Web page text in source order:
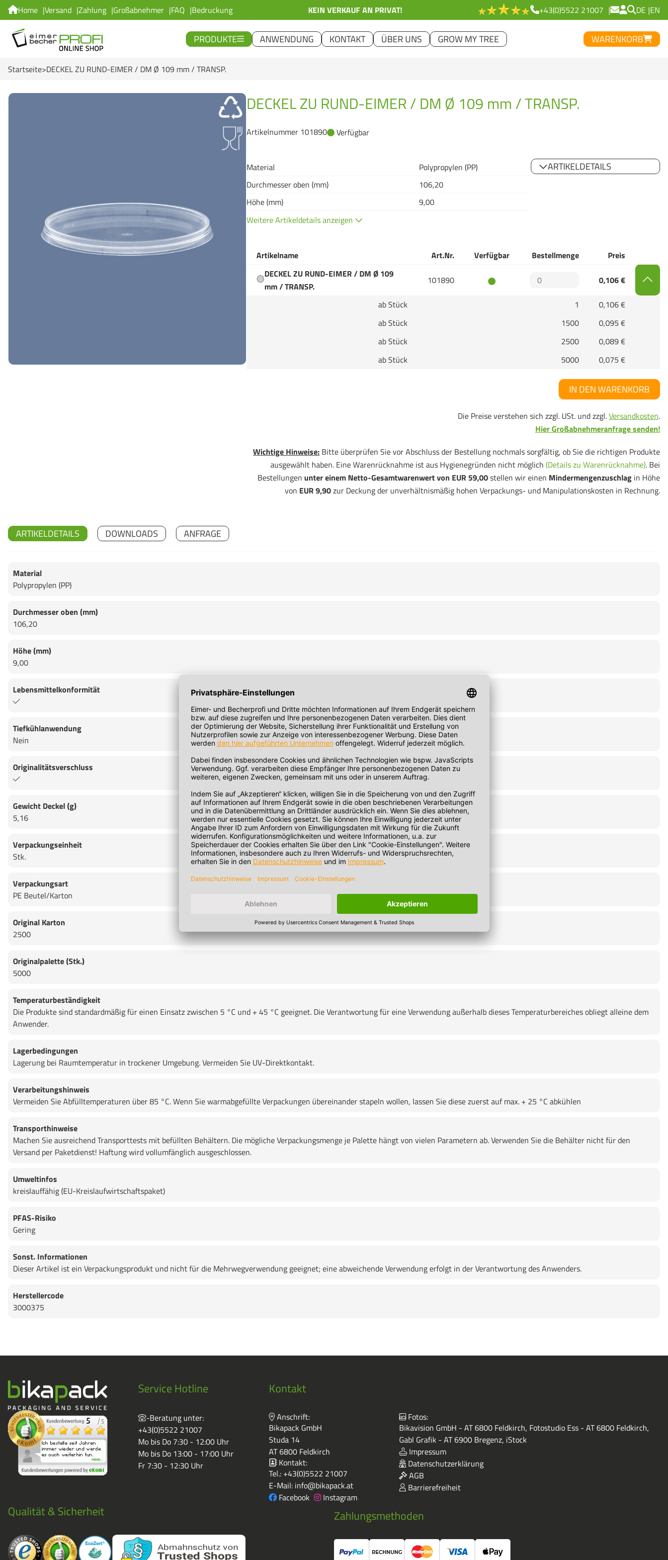
Home Versand Zahlung Großabnehmer FAQ Bedruckung KEIN VERKAUF AN PRIVAT! +43(0)5522 21007 DE EN
PRODUKTE ANWENDUNG KONTAKT ÜBER UNS GROW MY TREE WARENKORB
Startseite DECKEL ZU RUND-EIMER / DM Ø 109 mm / TRANSP.
DECKEL ZU RUND-EIMER / DM Ø 109 mm / TRANSP.
Artikelnummer 101890 Verfügbar
Material
Polypropylen (PP)
Durchmesser oben (mm)
106,20
Höhe (mm)
9,00
Weitere Artikeldetails anzeigen
ARTIKELDETAILS
Artikelname Art.Nr. Verfügbar Bestellmenge
Preis
DECKEL ZU RUND-EIMER / DM Ø 109
mm / TRANSP.
101890 0,106 €
ab Stück 1
0,106 €
ab Stück
1500
0,095 €
ab Stück
2500
0,089 €
ab Stück
5000 0,075 €
IN DEN WARENKORB
Die Preise verstehen sich zzgl. USt. und zzgl.Versandkosten.
Hier Großabnehmeranfrage senden!
Wichtige Hinweise: Bitte überprüfen Sie vor Abschluss der Bestellung nochmals sorgfältig, ob Sie die richtigen Produkte
ausgewählt haben. Eine Warenrücknahme ist aus Hygienegründen nicht möglich (Details zu Warenrücknahme). Bei
Bestellungen unter einem Netto-Gesamtwarenwert von EUR 59,00stellen wir einen Mindermengenzuschlag in Höhe
von EUR 9,90zur Deckung der unverhältnismäßig hohen Verpackungs- und Manipulationskosten in Rechnung.
ARTIKELDETAILS
Material
Polypropylen (PP)
Durchmesser oben (mm)
106,20
Höhe (mm)
9,00
Lebensmittelkonformität
Tiefkühlanwendung
Nein
Originalitätsverschluss
Gewicht Deckel (g)
5,16
Verpackungseinheit
Stk.
Verpackungsart
PE Beutel/Karton
Original Karton
2500
Originalpalette (Stk.)
5000
Temperaturbeständigkeit
Die Produkte sind standardmäßig für einen Einsatz zwischen 5 °C und + 45 °C geeignet. Die Verantwortung für eine Verwendung außerhalb dieses Temperaturbereiches obliegt alleine dem
Anwender.
Lagerbedingungen
Lagerung bei Raumtemperatur in trockener Umgebung. Vermeiden Sie UV-Direktkontakt.
Verarbeitungshinweis
Vermeiden Sie Abfülltemperaturen über 85 °C. Wenn Sie warmabgefüllte Verpackungen übereinander stapeln wollen, lassen Sie diese zuerst auf max. + 25 °C abkühlen
Transporthinweise
Machen Sie ausreichend Transporttests mit befüllten Behältern. Die mögliche Verpackungsmenge je Palette hängt von vielen Parametern ab. Verwenden Sie die Behälter nicht für den
Versand per Paketdienst! Haftung wird vollumfänglich ausgeschlossen.
Umweltinfos
kreislauffähig (EU-Kreislaufwirtschaftspaket)
PFAS-Risiko
Gering
Sonst. Informationen
Dieser Artikel ist ein Verpackungsprodukt und nicht für die Mehrwegverwendung geeignet; eine abweichende Verwendung erfolgt in der Verantwortung des Anwenders.
Herstellercode
3000375
DOWNLOADS ANFRAGE
Service Hotline
-Beratung unter:
+43(0)5522 21007
Mo bis Do 7:30 - 12:00 Uhr
Mo bis Do 13:00 - 17:00 Uhr
Fr 7:30 - 12:30 Uhr
Kontakt
Anschrift:
Bikapack GmbH
Studa 14
AT 6800 Feldkirch
Kontakt:
Tel.: +43(0)5522 21007
E-Mail: info@bikapack.at
Facebook
Instagram
Fotos:
Bikavision GmbH - AT 6800 Feldkirch, Fotostudio Ess - AT 6800 Feldkirch,
Gabl Grafik - AT 6900 Bregenz, iStock
Impressum
Datenschutzerklärung
AGB
Barrierefreiheit
Qualität & Sicherheit Zahlungsmethoden